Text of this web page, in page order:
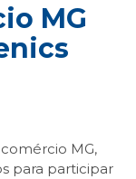
MG
MG,
para participar